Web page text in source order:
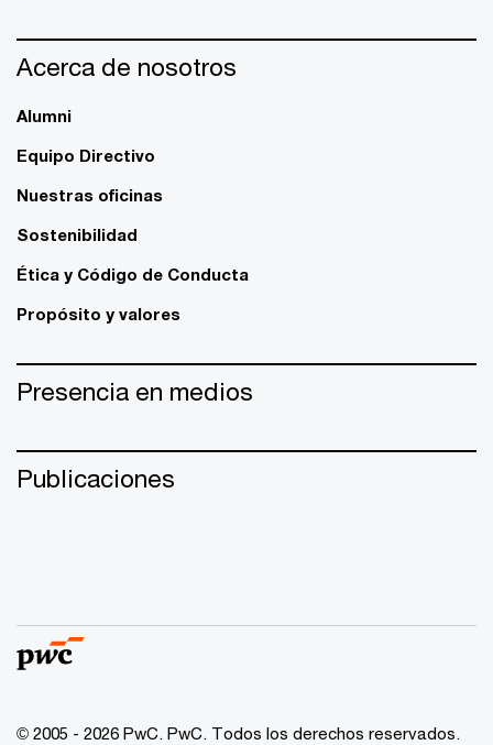
Acerca de nosotros
Alumni
Equipo Directivo
Nuestras oficinas
Sostenibilidad
Ética y Código de Conducta
Propósito y valores
Presencia en medios
Publicaciones
© 2005 - 2026 PwC. PwC. Todos los derechos reservados.